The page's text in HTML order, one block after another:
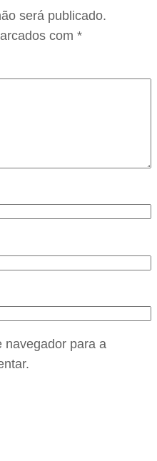
será publicado.
com *
navegador para a